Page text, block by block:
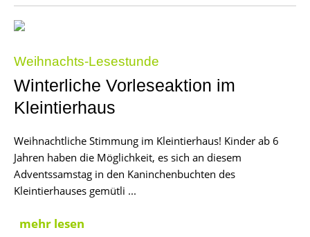
Weihnachts-Lesestunde
Winterliche Vorleseaktion im
Kleintierhaus
Weihnachtliche Stimmung im Kleintierhaus! Kinder ab 6
Jahren haben die Möglichkeit, es sich an diesem
Adventssamstag in den Kaninchenbuchten des
Kleintierhauses gemütli ...
mehr lesen